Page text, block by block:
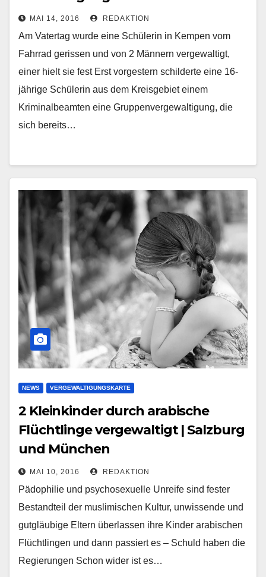
MAI 14, 2016 REDAKTION
Am Vatertag wurde eine Schülerin in Kempen vom
Fahrrad gerissen und von 2 Männern vergewaltigt,
einer hielt sie fest Erst vorgestern schilderte eine 16-
jährige Schülerin aus dem Kreisgebiet einem
Kriminalbeamten eine Gruppenvergewaltigung, die
sich bereits…
NEWS VERGEWALTIGUNGSKARTE
2 Kleinkinder durch arabische
Flüchtlinge vergewaltigt | Salzburg
und München
MAI 10, 2016 REDAKTION
Pädophilie und psychosexuelle Unreife sind fester
Bestandteil der muslimischen Kultur, unwissende und
gutgläubige Eltern überlassen ihre Kinder arabischen
Flüchtlingen und dann passiert es – Schuld haben die
Regierungen Schon wider ist es…